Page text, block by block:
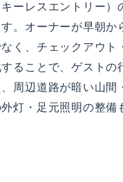
ーレスエントリー）
。オーナーが早朝か
く、チェックアウト
ることで、ゲストの
周辺道路が暗い山間
灯・足元照明の整備